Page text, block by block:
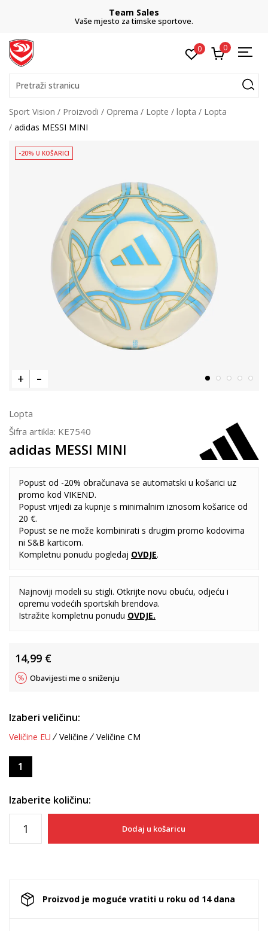
Team Sales
Vaše mjesto za timske sportove.
0 0
Pretraži stranicu
Sport Vision Proizvodi Oprema Lopte lopta
Lopta
adidas MESSI MINI
-20% U KOŠARICI
Lopta
Šifra artikla: KE7540
adidas MESSI MINI
Popust od -20% obračunava se automatski u košarici uz
promo kod VIKEND.
Popust vrijedi za kupnje s minimalnim iznosom košarice od
20 €.
Popust se ne može kombinirati s drugim promo kodovima
ni S&B karticom.
Kompletnu ponudu pogledaj OVDJE.
Najnoviji modeli su stigli. Otkrijte novu obuću, odjeću i
opremu vodećih sportskih brendova.
Istražite kompletnu ponudu OVDJE.
14,99 €
Obavijesti me o sniženju
Izaberi veličinu:
Veličine EU Veličine Veličine CM
1
Izaberite količinu:
Dodaj u košaricu
Proizvod je moguće vratiti u roku od 14 dana